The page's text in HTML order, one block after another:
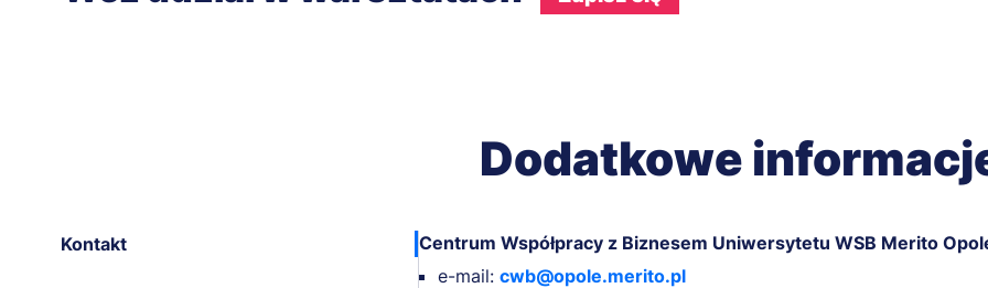
Dodatkowe
Kontakt
Centrum Współpracy z Biznesem Uniwersytetu WSB Merito
e-mail: cwb@opole.merito.pl